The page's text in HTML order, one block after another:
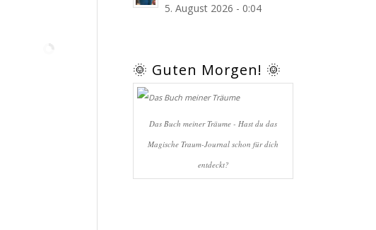
5. August 2026 - 0:04
🌞 Guten Morgen! 🌞
Das Buch meiner Träume - Hast du das
Magische Traum-Journal schon für dich
entdeckt?